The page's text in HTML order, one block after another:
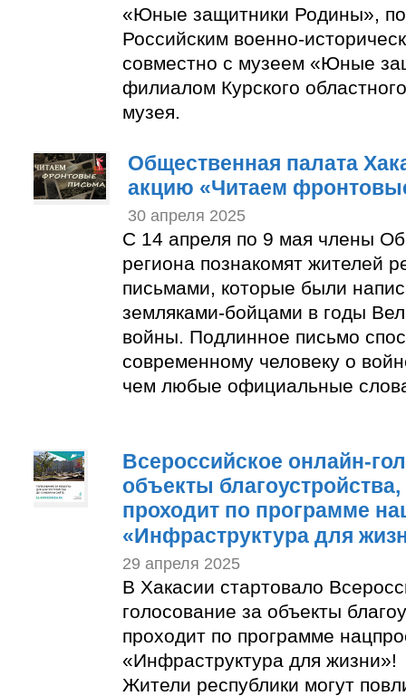
«Юные защитники Родины»,
Российским военно-
совместно с музеем «Юные
филиалом Курского
музея.
Общественная палата
акцию «Читаем
30 апреля 2025
С 14 апреля по 9 мая члены
региона познакомят жителей
письмами, которые были
земляками-бойцами в годы
войны. Подлинное письмо
современному человеку о
чем любые официальные
Всероссийское онлайн-
объекты благоустройства,
проходит по программе
«Инфраструктура для
29 апреля 2025
В Хакасии стартовало
голосование за объекты
проходит по программе
«Инфраструктура для
Жители республики могут